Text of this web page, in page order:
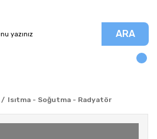
ARA
Isıtma - Soğutma - Radyatör